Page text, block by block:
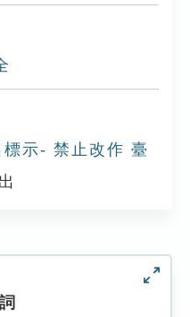
示- 禁止改作 臺